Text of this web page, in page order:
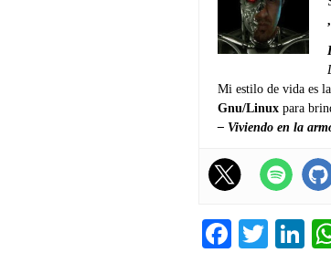
Mi estilo de vida es la
Gnu/Linux para
– Viviendo en la